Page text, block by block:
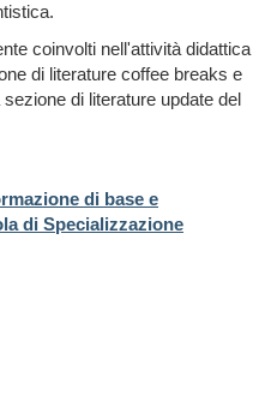
coinvolti nell'attività didattica
di literature coffee breaks e
di literature update del
di base e
di Specializzazione